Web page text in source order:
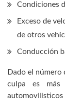
Condiciones
Exceso de
de otros
Conducción
Dado el
culpa es más
automovilísticos